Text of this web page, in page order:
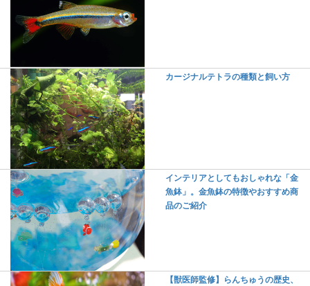
カージナルテトラの種類と飼い方
インテリアとしてもおしゃれな「金
魚鉢」。金魚鉢の特徴やおすすめ商
品のご紹介
【獣医師監修】らんちゅうの歴史、